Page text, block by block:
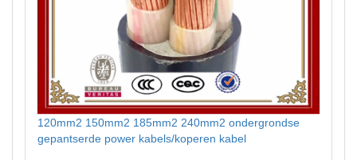
120mm2 150mm2 185mm2 240mm2 ondergrondse
gepantserde power kabels/koperen kabel